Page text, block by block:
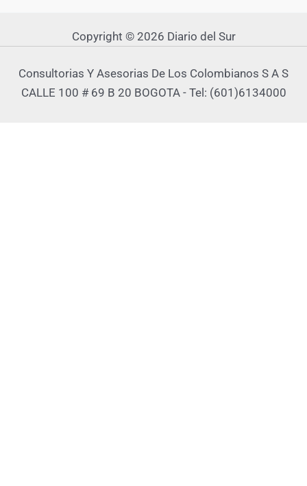
Copyright © 2026 Diario del Sur
Consultorias Y Asesorias De Los Colombianos S A S
CALLE 100 # 69 B 20 BOGOTA - Tel: (601)6134000